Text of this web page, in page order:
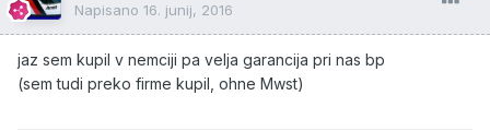
Napisano 16. junij, 2016
jaz sem kupil v nemciji pa velja garancija pri nas bp
(sem tudi preko firme kupil, ohne Mwst)